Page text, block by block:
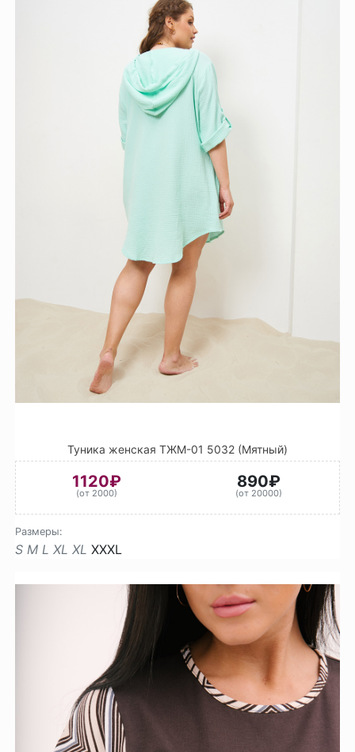
Туника женская ТЖМ-01 5032 (Мятный)
1120₽
(от 2000)
890₽
(от 20000)
Размеры:
S M L XL XL XXXL